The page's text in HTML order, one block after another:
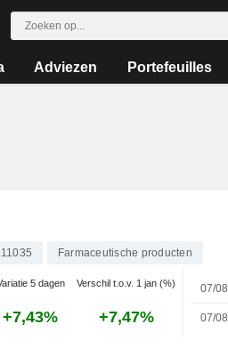
Adviezen Portefeuilles
Farmaceutische producten
5 dagen Verschil t.o.v. 1 jan (%)
+7,43% +7,47%
07/08
07/08